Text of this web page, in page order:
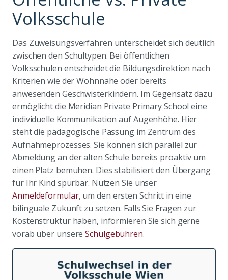
Volksschule
Das Zuweisungsverfahren unterscheidet sich deutlich
zwischen den Schultypen. Bei öffentlichen
Volksschulen entscheidet die Bildungsdirektion nach
Kriterien wie der Wohnnähe oder bereits
anwesenden Geschwisterkindern. Im Gegensatz dazu
ermöglicht die Meridian Private Primary School eine
individuelle Kommunikation auf Augenhöhe. Hier
steht die pädagogische Passung im Zentrum des
Aufnahmeprozesses. Sie können sich parallel zur
Abmeldung an der alten Schule bereits proaktiv um
einen Platz bemühen. Dies stabilisiert den Übergang
für Ihr Kind spürbar. Nutzen Sie unser
Anmeldeformular, um den ersten Schritt in eine
bilinguale Zukunft zu setzen. Falls Sie Fragen zur
Kostenstruktur haben, informieren Sie sich gerne
vorab über unsereSchulgebühren.